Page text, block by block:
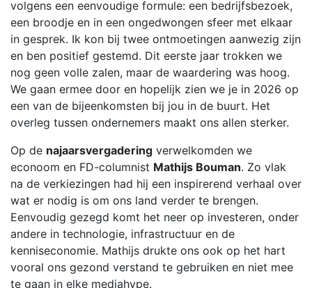
volgens een eenvoudige formule: een bedrijfsbezoek,
een broodje en in een ongedwongen sfeer met elkaar
in gesprek. Ik kon bij twee ontmoetingen aanwezig zijn
en ben positief gestemd. Dit eerste jaar trokken we
nog geen volle zalen, maar de waardering was hoog.
We gaan ermee door en hopelijk zien we je in 2026 op
een van de bijeenkomsten bij jou in de buurt. Het
overleg tussen ondernemers maakt ons allen sterker.
Op de najaarsvergadering verwelkomden we
econoom en FD-columnist Mathijs Bouman. Zo vlak
na de verkiezingen had hij een inspirerend verhaal over
wat er nodig is om ons land verder te brengen.
Eenvoudig gezegd komt het neer op investeren, onder
andere in technologie, infrastructuur en de
kenniseconomie. Mathijs drukte ons ook op het hart
vooral ons gezond verstand te gebruiken en niet mee
te gaan in elke mediahype.